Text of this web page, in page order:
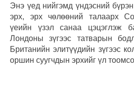
Энэ үед нийгэмд үндэсний
эрх, эрх чөлөөний талаарх
үеийн үзэл санаа цэцэглэж
Лондоны зүгээс татварын
Британийн элитүүдийн зүгээс
оршин суугчдын эрхийг үл